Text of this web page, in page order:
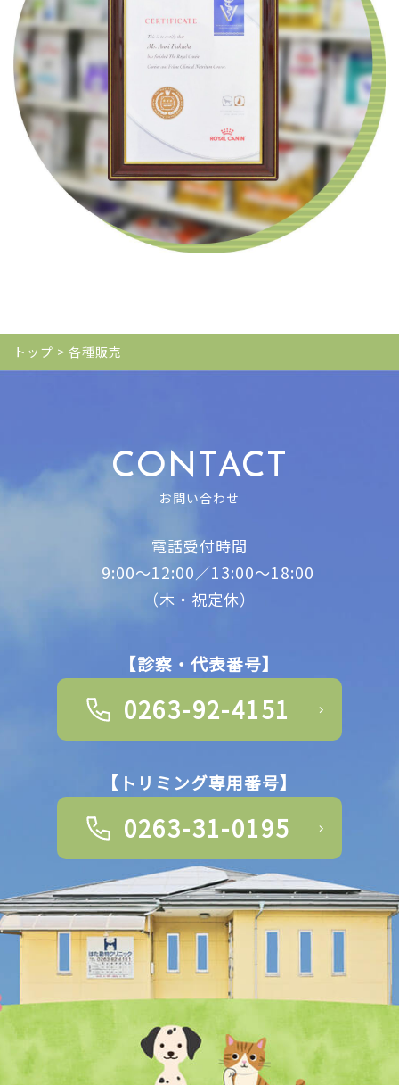
トップ > 各種販売
CONTACT
お問い合わせ
電話受付時間
9:00～12:00／13:00～18:00
（木・祝定休）
【診察・代表番号】
0263-92-4151
【トリミング専用番号】
0263-31-0195